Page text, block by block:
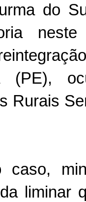
do
(PE),
Rurais
caso,
liminar